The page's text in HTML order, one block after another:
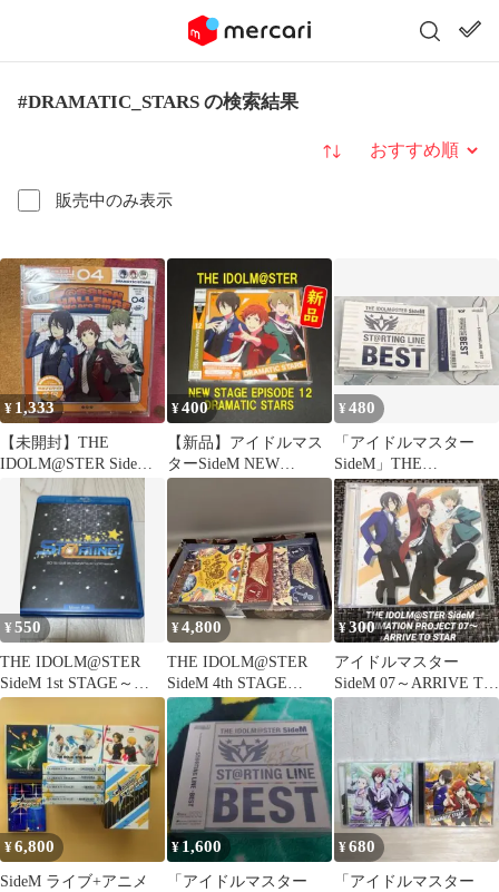
#DRAMATIC_STARS の検索結果
販売中のみ表示
並び替え
¥ 1,333
【未開封】THE
IDOLM@STER SideM
DRAMATIC STARS
¥400
【新品】アイドルマス
ターSideM NEW
STAGE 12 DRAMATIC
¥480
「アイドルマスター
SideM」THE
IDOLM@STER SideM
ST…
¥550
THE IDOLM@STER
SideM 1st STAGE～
ST@RTING…
¥4,800
THE IDOLM@STER
SideM 4th STAGE
TRE@SURE…
¥300
アイドルマスター
SideM 07～ARRIVE TO
STAR
¥6,800
SideM ライブ+アニメ
¥1,600
「アイドルマスター
¥680
「アイドルマスター